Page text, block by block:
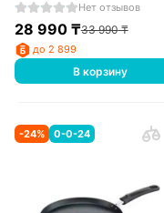
Нет отзывов
28 990₸33 990₸
до 2 899
В корзину
-24% 0-0-24